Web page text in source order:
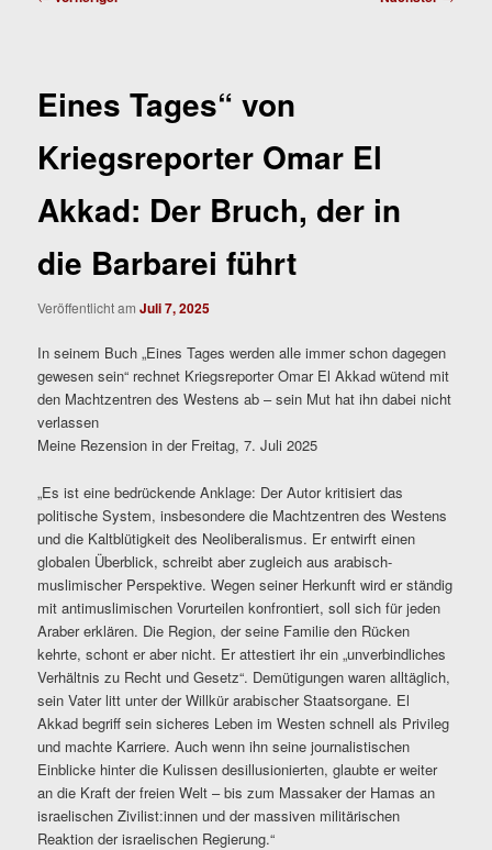
Eines Tages“ von
Kriegsreporter Omar El
Akkad: Der Bruch, der in
die Barbarei führt
Veröffentlicht amJuli 7, 2025
In seinem Buch „Eines Tages werden alle immer schon dagegen
gewesen sein“ rechnet Kriegsreporter Omar El Akkad wütend mit
den Machtzentren des Westens ab – sein Mut hat ihn dabei nicht
verlassen
Meine Rezension in der Freitag, 7. Juli 2025
„Es ist eine bedrückende Anklage: Der Autor kritisiert das
politische System, insbesondere die Machtzentren des Westens
und die Kaltblütigkeit des Neoliberalismus. Er entwirft einen
globalen Überblick, schreibt aber zugleich aus arabisch-
muslimischer Perspektive. Wegen seiner Herkunft wird er ständig
mit antimuslimischen Vorurteilen konfrontiert, soll sich für jeden
Araber erklären. Die Region, der seine Familie den Rücken
kehrte, schont er aber nicht. Er attestiert ihr ein „unverbindliches
Verhältnis zu Recht und Gesetz“. Demütigungen waren alltäglich,
sein Vater litt unter der Willkür arabischer Staatsorgane. El
Akkad begriff sein sicheres Leben im Westen schnell als Privileg
und machte Karriere. Auch wenn ihn seine journalistischen
Einblicke hinter die Kulissen desillusionierten, glaubte er weiter
an die Kraft der freien Welt – bis zum Massaker der Hamas an
israelischen Zivilist:innen und der massiven militärischen
Reaktion der israelischen Regierung.“